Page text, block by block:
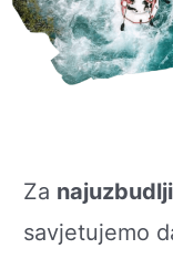
Za
savjetujemo